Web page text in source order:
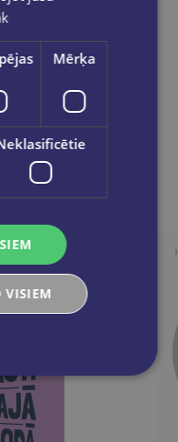
Mērķa
VISIEM